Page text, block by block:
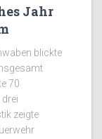
Jahr
blickte
70
zeigte